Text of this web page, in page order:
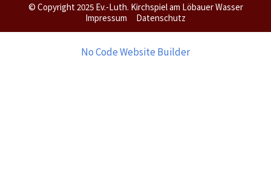
© Copyright 2025 Ev.-Luth. Kirchspiel am Löbauer Wasser
Impressum
Datenschutz
No Code Website Builder